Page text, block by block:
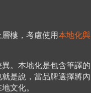
樓，考慮使用本地化與
。本地化是包含筆譯的
是說，當品牌選擇將內
文化。